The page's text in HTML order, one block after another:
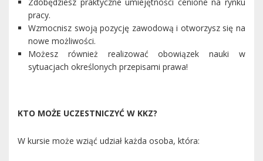
Zdobędziesz praktyczne umiejętności cenione na rynku
pracy.
Wzmocnisz swoją pozycję zawodową i otworzysz się na
nowe możliwości.
Możesz również realizować obowiązek nauki w
sytuacjach określonych przepisami prawa!
KTO MOŻE UCZESTNICZYĆ W KKZ?
W kursie może wziąć udział każda osoba, która: